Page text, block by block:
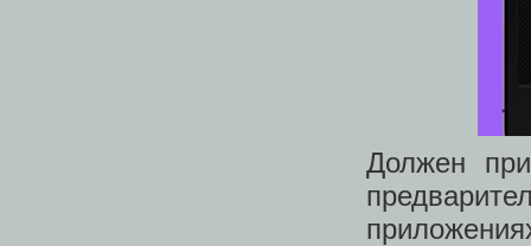
Должен